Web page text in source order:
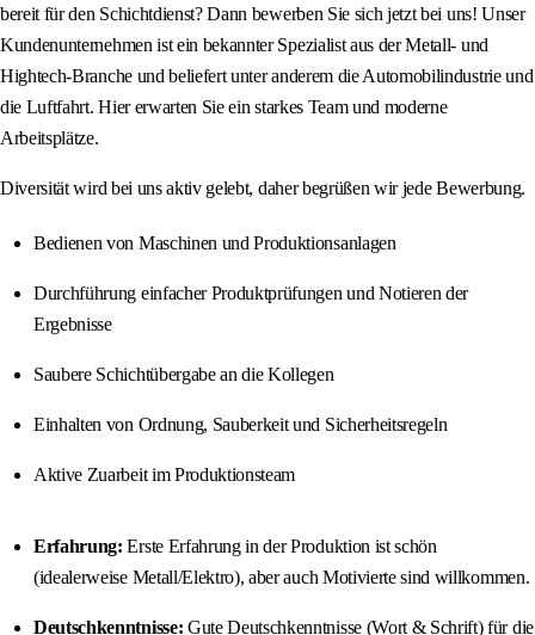
bereit für den Schichtdienst? Dann bewerben Sie sich jetzt bei uns! Unser
Kundenunternehmen ist ein bekannter Spezialist aus der Metall- und
Hightech-Branche und beliefert unter anderem die Automobilindustrie und
die Luftfahrt. Hier erwarten Sie ein starkes Team und moderne
Arbeitsplätze.
Diversität wird bei uns aktiv gelebt, daher begrüßen wir jede Bewerbung.
Bedienen von Maschinen und Produktionsanlagen
Durchführung einfacher Produktprüfungen und Notieren der
Ergebnisse
Saubere Schichtübergabe an die Kollegen
Einhalten von Ordnung, Sauberkeit und Sicherheitsregeln
Aktive Zuarbeit im Produktionsteam
Erfahrung: Erste Erfahrung in der Produktion ist schön
(idealerweise Metall/Elektro), aber auch Motivierte sind willkommen.
Deutschkenntnisse: Gute Deutschkenntnisse (Wort & Schrift) für die